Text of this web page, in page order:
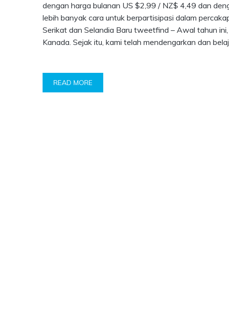
dengan harga bulanan US $2,99 / NZ$ 4,49 dan
lebih banyak cara untuk berpartisipasi dalam
Serikat dan Selandia Baru tweetfind – Awal tahun
Kanada. Sejak itu, kami telah mendengarkan dan
READ MORE